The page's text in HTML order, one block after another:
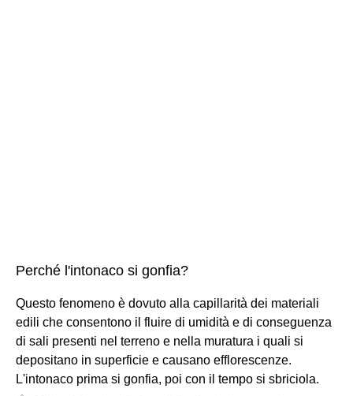
Perché l'intonaco si gonfia?
Questo fenomeno è dovuto alla capillarità dei materiali
edili che consentono il fluire di umidità e di conseguenza
di sali presenti nel terreno e nella muratura i quali si
depositano in superficie e causano efflorescenze.
L'intonaco prima si gonfia, poi con il tempo si sbriciola.